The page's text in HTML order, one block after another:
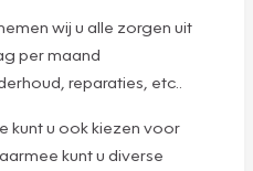
wij u alle zorgen uit
per maand
reparaties, etc..
kunt u ook kiezen voor
kunt u diverse